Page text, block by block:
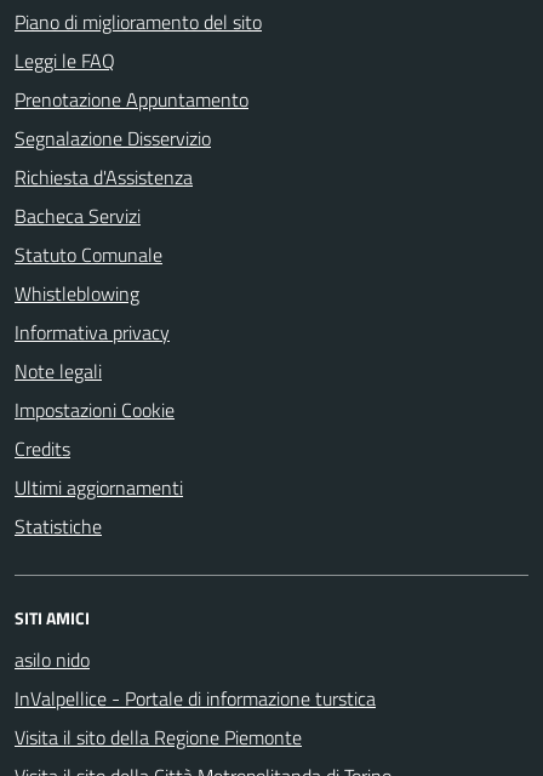
Piano di miglioramento del sito
Leggi le FAQ
Prenotazione Appuntamento
Segnalazione Disservizio
Richiesta d'Assistenza
Bacheca Servizi
Statuto Comunale
Whistleblowing
Informativa privacy
Note legali
Impostazioni Cookie
Credits
Ultimi aggiornamenti
Statistiche
SITI AMICI
asilo nido
InValpellice - Portale di informazione turstica
Visita il sito della Regione Piemonte